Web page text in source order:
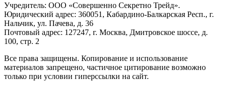
Учредитель: ООО «Совершенно Секретно Трейд».
Юридический адрес: 360051, Кабардино-Балкарская Респ., г.
Нальчик, ул. Пачева, д. 36
Почтовый адрес: 127247, г. Москва, Дмитровское шоссе, д.
100, стр. 2
Все права защищены. Копирование и использование
материалов запрещено, частичное цитирование возможно
только при условии гиперссылки на сайт.